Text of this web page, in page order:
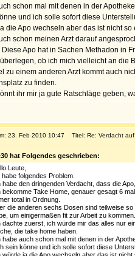
schon mal mit denen in der
und ich solle sofort diese
die Apo wechseln aber das ist nicht
schon meinen Arzt darauf
Diese Apo hat in Sachen Methadon in
überlegen, ob ich mich vielleicht an
zu einem anderen Arzt kommt auch
zu finden.
ihr mir ja gute Ratschläge geben,
23. Feb 2010 10:47 Titel: Re: Verdacht
hat Folgendes geschrieben:
Leute,
habe folgendes Problem.
habe den dringenden Verdacht, dass die
bekomme Take Home, genauer gesagt 6
total in Ordnung.
die anderen sechs Dosen sind teilweise
um einigermaßen fit zur Arbeit zu kommen.
dachte zuerst, ich würde mir das alles nur
die take home haben.
habe auch schon mal mit denen in der
sein könne und ich solle sofort diese